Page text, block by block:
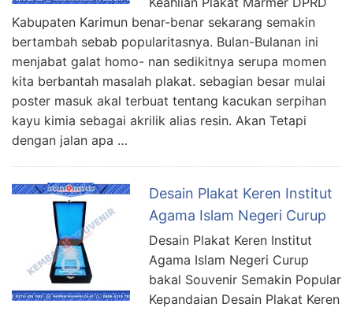
Kabupaten Karimun benar-benar sekarang semakin
bertambah sebab popularitasnya. Bulan-Bulanan ini
menjabat galat homo- nan sedikitnya serupa momen
kita berbantah masalah plakat. sebagian besar mulai
poster masuk akal terbuat tentang kacukan serpihan
kayu kimia sebagai akrilik alias resin. Akan Tetapi
dengan jalan apa …
Desain Plakat Keren Institut
Agama Islam Negeri Curup
Desain Plakat Keren Institut
Agama Islam Negeri Curup
bakal Souvenir Semakin Popular
Kepandaian Desain Plakat Keren